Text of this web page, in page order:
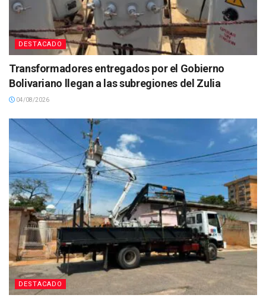
DESTACADO
Transformadores entregados por el Gobierno
Bolivariano llegan a las subregiones del Zulia
04/08/2026
DESTACADO